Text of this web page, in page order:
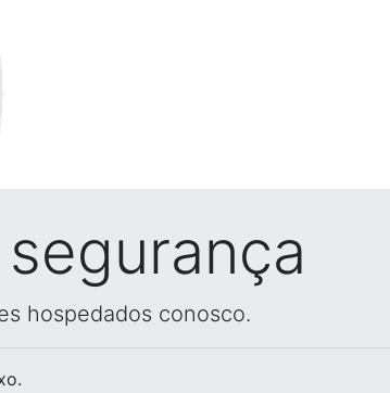
hospedados conosco.